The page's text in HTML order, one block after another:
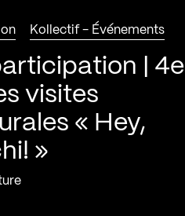
Kollectif - Événements
| 4e
visites
« Hey,
»